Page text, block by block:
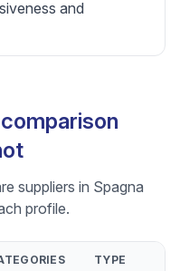
and
suppliers in Spagna
profile.
TYPE